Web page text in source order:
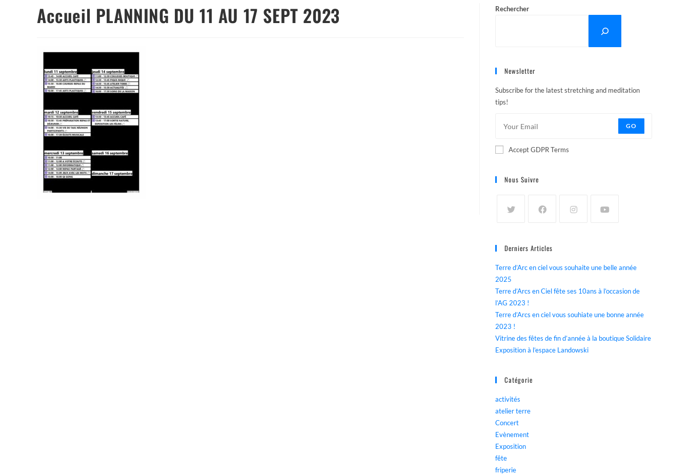
Accueil PLANNING DU 11 AU 17 SEPT 2023 Rechercher
Newsletter
Subscribe for the latest stretching and meditation
tips!
GO
Accept GDPR Terms
Nous Suivre
Derniers Articles
Terre d’Arc en ciel vous souhaite une belle année
2025
Terre d’Arcs en Ciel fête ses 10ans à l’occasion de
l’AG 2023 !
Terre d’Arcs en ciel vous souhiate une bonne année
2023 !
Vitrine des fêtes de fin d’année à la boutique Solidaire
Exposition à l’espace Landowski
Catégorie
activités
atelier terre
Concert
Evènement
Exposition
fête
friperie